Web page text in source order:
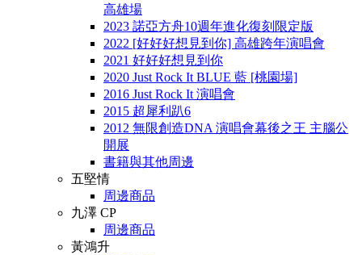
高雄場
2023 諾亞方舟10週年進化復刻限定版
2022 [好好好想見到你] 高雄跨年演唱會
2021 好好好想見到你
2020 Just Rock It BLUE 藍 [桃園場]
2016 Just Rock It 演唱會
2015 超犀利趴6
2012 無限創造DNA 演唱會幕後之王 主腦公
開展
書籍與其他周邊
五堅情
周邊商品
九澤 CP
周邊商品
黃鴻升